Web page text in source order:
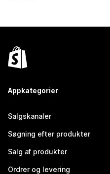
Appkategorier
Salgskanaler
Søgning efter produkter
Salg af produkter
Ordrer og levering